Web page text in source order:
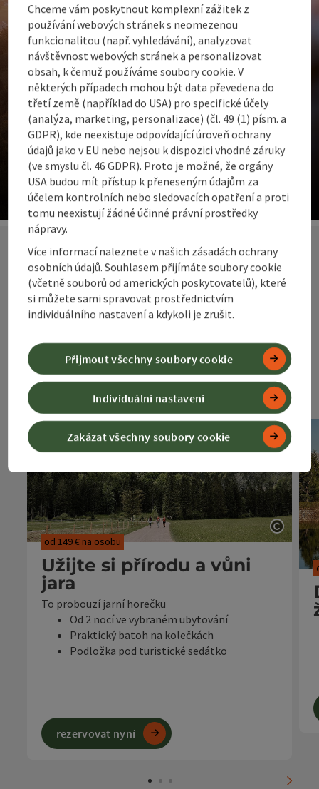
Naše návrhy pro vás
Nejlepší nápady pro vrcholné okamžiky a daleké výhledy.
Alpské pastviny a louky.
Naše speciální
nabídky za
nejlepší ceny
od 149 € na osobu
Užijte si přírodu a vůni
jara
To probouzí jarní horečku
Od 2 nocí ve vybraném ubytování
Praktický batoh na kolečkách
Podložka pod turistické sedátko
rezervovat nyní
Chceme vám poskytnout komplexní zážitek z
používání webových stránek s neomezenou
funkcionalitou (např. vyhledávání), analyzovat
návštěvnost webových stránek a personalizovat
obsah, k čemuž používáme soubory cookie. V
některých případech mohou být data převedena do
třetí země (například do USA) pro specifické účely
(analýza, marketing, personalizace) (čl. 49 (1) písm. a
GDPR), kde neexistuje odpovídající úroveň ochrany
údajů jako v EU nebo nejsou k dispozici vhodné záruky
(ve smyslu čl. 46 GDPR). Proto je možné, že orgány
USA budou mít přístup k přeneseným údajům za
účelem kontrolních nebo sledovacích opatření a proti
tomu neexistují žádné účinné právní prostředky
nápravy.
Více informací naleznete v našich zásadách ochrany
osobních údajů. Souhlasem přijímáte soubory cookie
(včetně souborů od amerických poskytovatelů), které
si můžete sami spravovat prostřednictvím
individuálního nastavení a kdykoli je zrušit.
Zakázat všechny soubory cookie
Individuální nastavení
Přijmout všechny soubory cookie